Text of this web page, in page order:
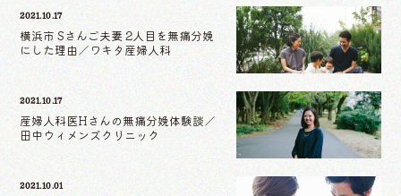
2021.10.17
横浜市 Sさんご夫妻 2人目を無痛分娩
にした理由／ワキタ産婦人科
2021.10.17
産婦人科医Hさんの無痛分娩体験談／
田中ウィメンズクリニック
2021.10.01